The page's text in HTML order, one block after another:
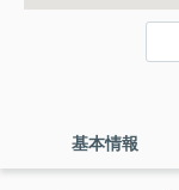
基本情報